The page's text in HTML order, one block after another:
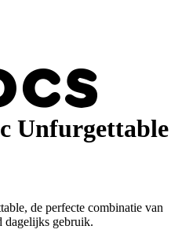
Unfurgettable
de perfecte combinatie van
dagelijks gebruik.